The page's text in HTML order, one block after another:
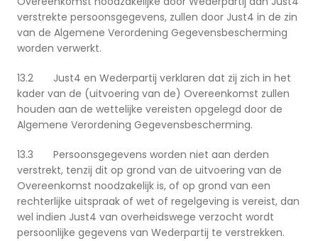
verstrekte persoonsgegevens, zullen door Just4 in de zin
van de Algemene Verordening Gegevensbescherming
worden verwerkt.
13.2 Just4 en Wederpartij verklaren dat zij zich in het
kader van de (uitvoering van de) Overeenkomst zullen
houden aan de wettelijke vereisten opgelegd door de
Algemene Verordening Gegevensbescherming.
13.3 Persoonsgegevens worden niet aan derden
verstrekt, tenzij dit op grond van de uitvoering van de
Overeenkomst noodzakelijk is, of op grond van een
rechterlijke uitspraak of wet of regelgeving is vereist, dan
wel indien Just4 van overheidswege verzocht wordt
persoonlijke gegevens van Wederpartij te verstrekken.